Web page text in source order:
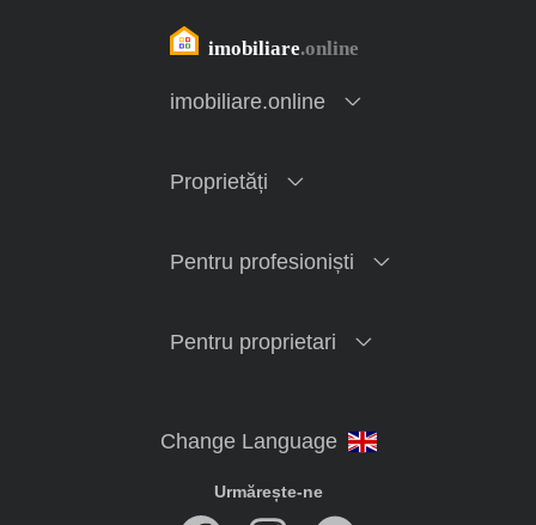
imobiliare.online
Proprietăți
Pentru profesioniști
Pentru proprietari
Urmărește-ne